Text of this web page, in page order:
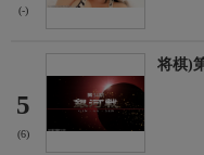
(-)
5
(6)
将棋)